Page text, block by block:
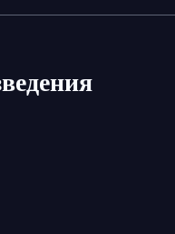
зарекомендовал